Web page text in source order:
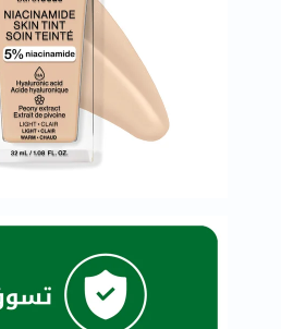
خسارة
الوزن
فحص
صحي
روتيني
باقة
اختبار